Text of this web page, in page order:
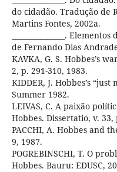
do cidadão. Tradução de
Martins Fontes, 2002a.
_______________.
de Fernando Dias
KAVKA, G. S. Hobbes’s
2, p. 291-310, 1983.
KIDDER, J. Hobbes’s
Summer 1982.
LEIVAS, C. A paixão
Hobbes. Dissertatio, v.
PACCHI, A. Hobbes and
9, 1987.
POGREBINSCHI, T. O
Hobbes. Bauru: EDUSC,